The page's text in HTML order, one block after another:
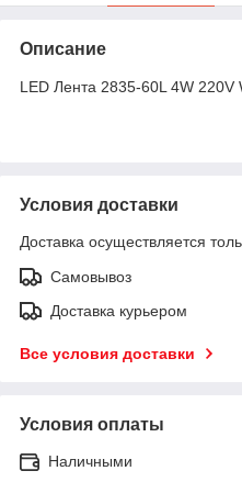
Описание
LED Лента 2835-60L 4W 220V
Условия доставки
Доставка осуществляется
Самовывоз
Доставка курьером
Все условия доставки
Условия оплаты
Наличными